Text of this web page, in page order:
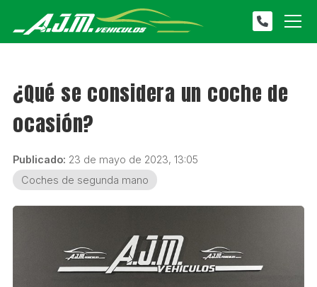
¿Qué se considera un coche de
ocasión?
Publicado: 23 de mayo de 2023, 13:05
Coches de segunda mano